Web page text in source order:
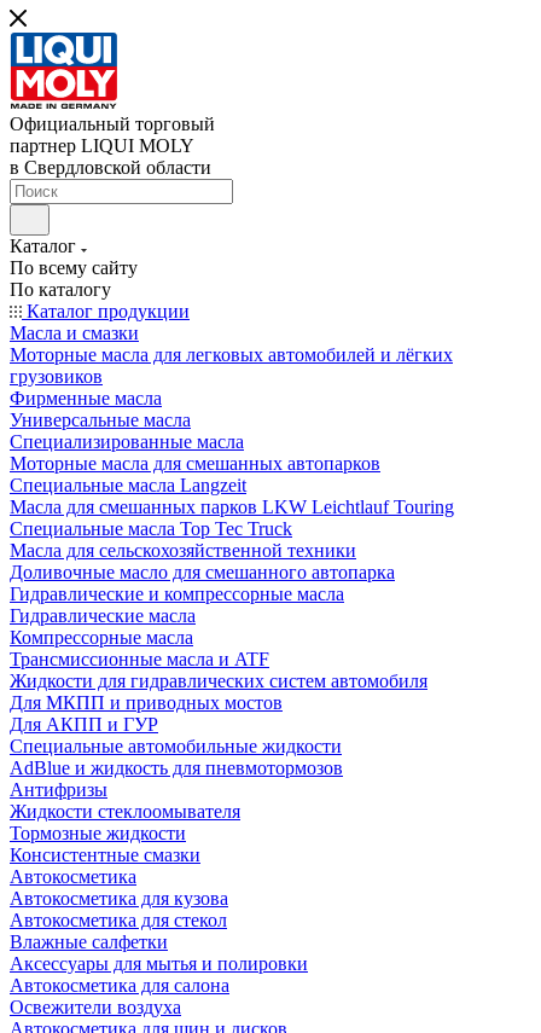
Официальный торговый
партнер LIQUI MOLY
в Свердловской области
Каталог
По всему сайту
По каталогу
Каталог продукции
Масла и смазки
Моторные масла для легковых автомобилей и лёгких
грузовиков
Фирменные масла
Универсальные масла
Специализированные масла
Моторные масла для смешанных автопарков
Специальные масла Langzeit
Масла для смешанных парков LKW Leichtlauf Touring
Специальные масла Top Tec Truck
Масла для сельскохозяйственной техники
Доливочные масло для смешанного автопарка
Гидравлические и компрессорные масла
Гидравлические масла
Компрессорные масла
Трансмиссионные масла и ATF
Жидкости для гидравлических систем автомобиля
Для МКПП и приводных мостов
Для АКПП и ГУР
Специальные автомобильные жидкости
AdBlue и жидкость для пневмотормозов
Антифризы
Жидкости стеклоомывателя
Тормозные жидкости
Консистентные смазки
Автокосметика
Автокосметика для кузова
Автокосметика для стекол
Влажные салфетки
Аксессуары для мытья и полировки
Автокосметика для салона
Освежители воздуха
Автокосметика для шин и дисков